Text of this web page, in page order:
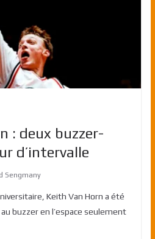
: deux buzzer-
d’intervalle
Sengmany
Keith Van Horn a été
buzzer en l’espace seulement